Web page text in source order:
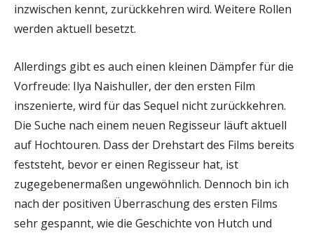
inzwischen kennt, zurückkehren wird. Weitere Rollen
werden aktuell besetzt.
Allerdings gibt es auch einen kleinen Dämpfer für die
Vorfreude: Ilya Naishuller, der den ersten Film
inszenierte, wird für das Sequel nicht zurückkehren.
Die Suche nach einem neuen Regisseur läuft aktuell
auf Hochtouren. Dass der Drehstart des Films bereits
feststeht, bevor er einen Regisseur hat, ist
zugegebenermaßen ungewöhnlich. Dennoch bin ich
nach der positiven Überraschung des ersten Films
sehr gespannt, wie die Geschichte von Hutch und